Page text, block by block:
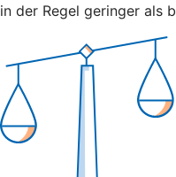
in der Regel geringer als